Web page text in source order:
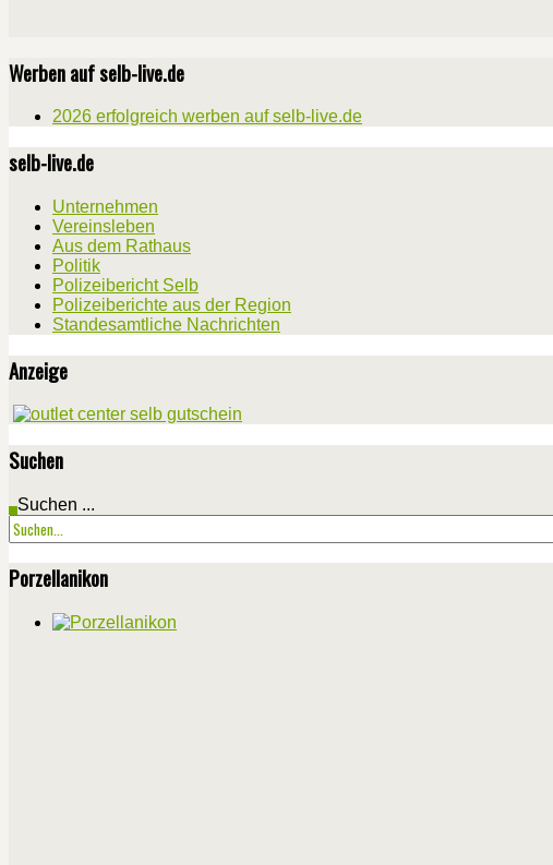
Werben auf selb-live.de
2026 erfolgreich werben auf selb-live.de
selb-live.de
Unternehmen
Vereinsleben
Aus dem Rathaus
Politik
Polizeibericht Selb
Polizeiberichte aus der Region
Standesamtliche Nachrichten
Anzeige
Suchen
Suchen ...
Porzellanikon